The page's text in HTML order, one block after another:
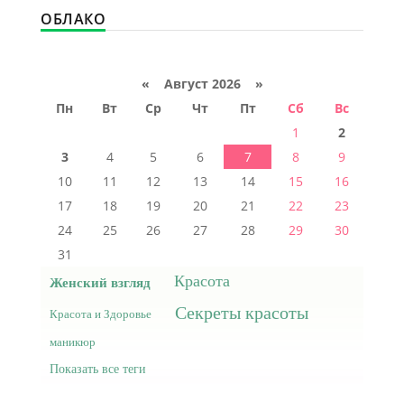
ОБЛАКО
« Август 2026 »
Пн
Вт Ср Чт Пт Сб
Вс
1
2
3
4 5 6 7 8
9
10
11 12 13 14 15
16
17
18 19 20 21 22
23
24
25 26 27 28 29
30
31
Женский взгляд Красота
Красота и Здоровье Секреты красоты
маникюр
Показать все теги